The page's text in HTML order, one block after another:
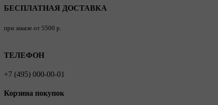
БЕСПЛАТНАЯ ДОСТАВКА
при заказе от 5500 р.
ТЕЛЕФОН
+7 (495) 000-00-01
Корзина покупок